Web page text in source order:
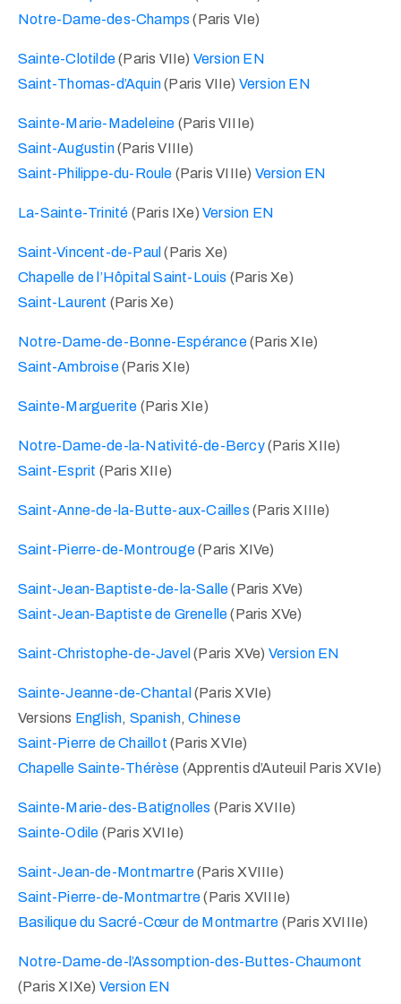
Notre-Dame-des-Champs (Paris VIe)
Sainte-Clotilde(Paris VIIe) Version EN
Saint-Thomas-d’Aquin(Paris VIIe) Version EN
Sainte-Marie-Madeleine (Paris VIIIe)
Saint-Augustin(Paris VIIIe)
Saint-Philippe-du-Roule (Paris VIIIe) Version EN
La-Sainte-Trinité (Paris IXe)Version EN
Saint-Vincent-de-Paul (Paris Xe)
Chapelle de l’Hôpital Saint-Louis (Paris Xe)
Saint-Laurent (Paris Xe)
Notre-Dame-de-Bonne-Espérance(Paris XIe)
Saint-Ambroise(Paris XIe)
Sainte-Marguerite (Paris XIe)
Notre-Dame-de-la-Nativité-de-Bercy(Paris XIIe)
Saint-Esprit (Paris XIIe)
Saint-Anne-de-la-Butte-aux-Cailles (Paris XIIIe)
Saint-Pierre-de-Montrouge(Paris XIVe)
Saint-Jean-Baptiste-de-la-Salle(Paris XVe)
Saint-Jean-Baptiste de Grenelle(Paris XVe)
Saint-Christophe-de-Javel (Paris XVe) Version EN
Sainte-Jeanne-de-Chantal (Paris XVIe)
Versions English, Spanish,Chinese
Saint-Pierre de Chaillot (Paris XVIe)
Chapelle Sainte-Thérèse (Apprentis d’Auteuil Paris XVIe)
Sainte-Marie-des-Batignolles (Paris XVIIe)
Sainte-Odile (Paris XVIIe)
Saint-Jean-de-Montmartre(Paris XVIIIe)
Saint-Pierre-de-Montmartre(Paris XVIIIe)
Basilique du Sacré-Cœur de Montmartre (Paris XVIIIe)
Notre-Dame-de-l’Assomption-des-Buttes-Chaumont
(Paris XIXe) Version EN